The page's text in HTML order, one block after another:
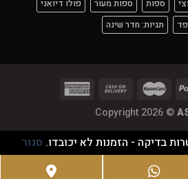
ספות ספות מעור
פולו דיואני
תגיות: חדר שינה
Copyright 2026 ©
בדיקה - הזמנות לא יכובדו. סגור